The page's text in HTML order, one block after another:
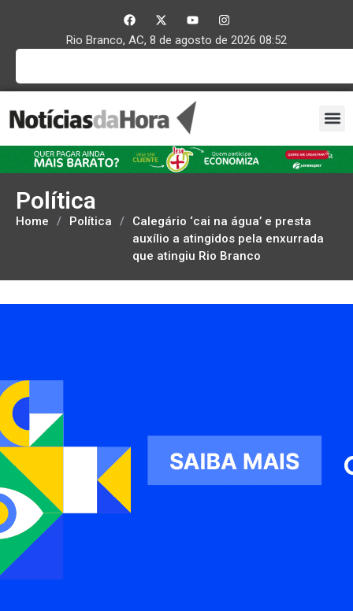
Rio Branco, AC, 8 de agosto de 2026 08:52
Política
Home / Política /
Calegário ‘cai na água’ e presta
auxílio a atingidos pela enxurrada
que atingiu Rio Branco